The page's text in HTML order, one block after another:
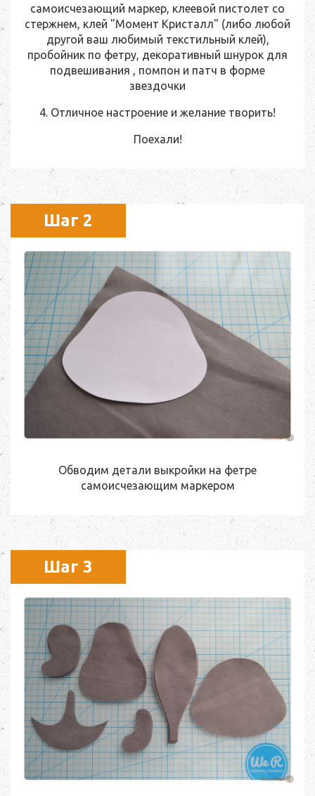
самоисчезающий маркер, клеевой пистолет со
стержнем, клей "Момент Кристалл" (либо любой
другой ваш любимый текстильный клей),
пробойник по фетру, декоративный шнурок для
подвешивания , помпон и патч в форме
звездочки
4. Отличное настроение и желание творить!
Поехали!
Шаг 2
Обводим детали выкройки на фетре
самоисчезающим маркером
Шаг 3